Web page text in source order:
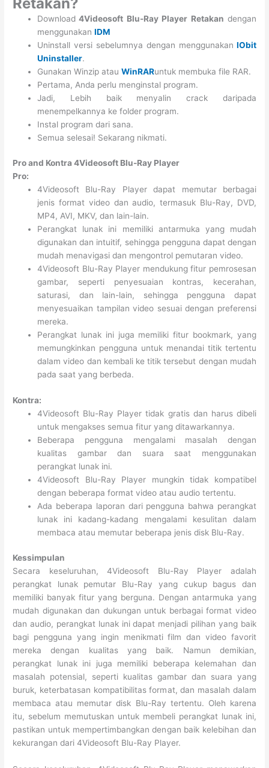
Download 4Videosoft Blu-Ray Player Retakan dengan
menggunakanIDM
Uninstall versi sebelumnya dengan menggunakan IObit
Uninstaller.
Gunakan Winzip atauWinRARuntuk membuka file RAR.
Pertama, Anda perlu menginstal program.
Jadi, Lebih baik menyalin crack daripada
menempelkannya ke folder program.
Instal program dari sana.
Semua selesai! Sekarang nikmati.
Pro and Kontra 4Videosoft Blu-Ray Player
Pro:
4Videosoft Blu-Ray Player dapat memutar berbagai
jenis format video dan audio, termasuk Blu-Ray, DVD,
MP4, AVI, MKV, dan lain-lain.
Perangkat lunak ini memiliki antarmuka yang mudah
digunakan dan intuitif, sehingga pengguna dapat dengan
mudah menavigasi dan mengontrol pemutaran video.
4Videosoft Blu-Ray Player mendukung fitur pemrosesan
gambar, seperti penyesuaian kontras, kecerahan,
saturasi, dan lain-lain, sehingga pengguna dapat
menyesuaikan tampilan video sesuai dengan preferensi
mereka.
Perangkat lunak ini juga memiliki fitur bookmark, yang
memungkinkan pengguna untuk menandai titik tertentu
dalam video dan kembali ke titik tersebut dengan mudah
pada saat yang berbeda.
Kontra:
4Videosoft Blu-Ray Player tidak gratis dan harus dibeli
untuk mengakses semua fitur yang ditawarkannya.
Beberapa pengguna mengalami masalah dengan
kualitas gambar dan suara saat menggunakan
perangkat lunak ini.
4Videosoft Blu-Ray Player mungkin tidak kompatibel
dengan beberapa format video atau audio tertentu.
Ada beberapa laporan dari pengguna bahwa perangkat
lunak ini kadang-kadang mengalami kesulitan dalam
membaca atau memutar beberapa jenis disk Blu-Ray.
Kessimpulan
Secara keseluruhan, 4Videosoft Blu-Ray Player adalah
perangkat lunak pemutar Blu-Ray yang cukup bagus dan
memiliki banyak fitur yang berguna. Dengan antarmuka yang
mudah digunakan dan dukungan untuk berbagai format video
dan audio, perangkat lunak ini dapat menjadi pilihan yang baik
bagi pengguna yang ingin menikmati film dan video favorit
mereka dengan kualitas yang baik. Namun demikian,
perangkat lunak ini juga memiliki beberapa kelemahan dan
masalah potensial, seperti kualitas gambar dan suara yang
buruk, keterbatasan kompatibilitas format, dan masalah dalam
membaca atau memutar disk Blu-Ray tertentu. Oleh karena
itu, sebelum memutuskan untuk membeli perangkat lunak ini,
pastikan untuk mempertimbangkan dengan baik kelebihan dan
kekurangan dari 4Videosoft Blu-Ray Player.